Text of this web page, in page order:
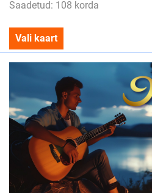
Saadetud: 108 korda
Vali kaart